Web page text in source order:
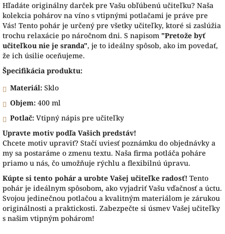
Hľadáte originálny darček pre Vašu obľúbenú učiteľku? Naša
kolekcia pohárov na víno s vtipnými potlačami je práve pre
Vás! Tento pohár je určený pre všetky učiteľky, ktoré si zaslúžia
trochu relaxácie po náročnom dni. S napisom "Pretože byť
učiteľkou nie je sranda", je to ideálny spôsob, ako im povedať,
že ich úsilie oceňujeme.
Špecifikácia produktu:
Materiál: Sklo
Objem: 400 ml
Potlač: Vtipný nápis pre učiteľky
Upravte motiv podľa Vašich predstáv!
Chcete motiv upraviť? Stačí uviesť poznámku do objednávky a
my sa postaráme o zmenu textu. Naša firma potláča poháre
priamo u nás, čo umožňuje rýchlu a flexibilnú úpravu.
Kúpte si tento pohár a urobte Vašej učiteľke radosť! Tento
pohár je ideálnym spôsobom, ako vyjadriť Vašu vďačnosť a úctu.
Svojou jedinečnou potlačou a kvalitným materiálom je zárukou
originálnosti a praktickosti. Zabezpečte si úsmev Vašej učiteľky
s našim vtipným pohárom!